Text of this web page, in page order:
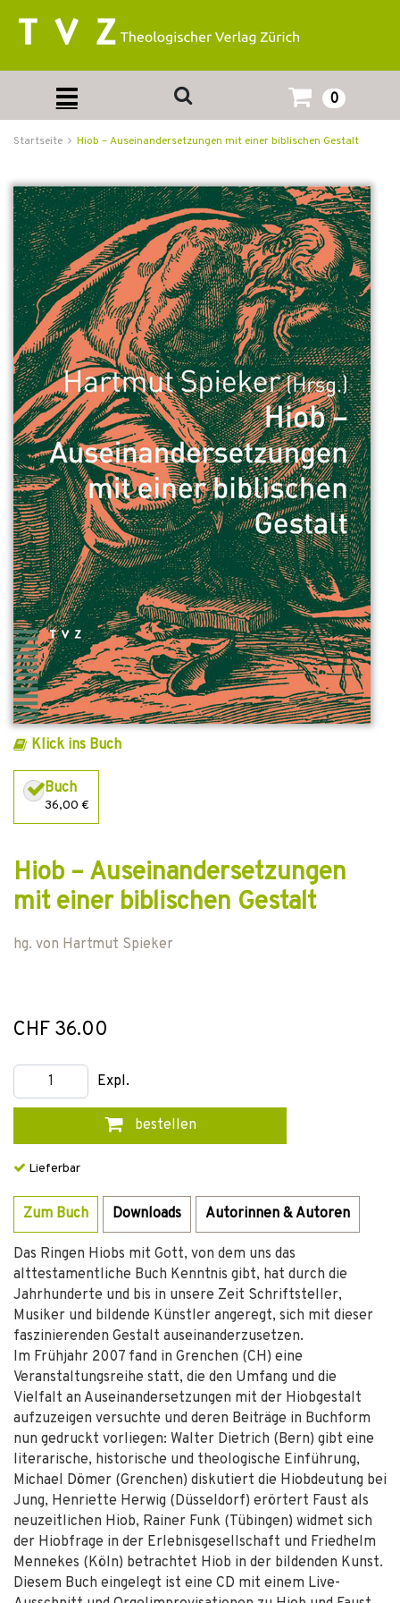
0
Startseite Hiob – Auseinandersetzungen mit einer biblischen Gestalt
Klick ins Buch
Buch
36,00 €
Hiob – Auseinandersetzungen
mit einer biblischen Gestalt
hg. von Hartmut Spieker
CHF 36.00
Expl.
bestellen
Lieferbar
Zum Buch Downloads Autorinnen & Autoren
Das Ringen Hiobs mit Gott, von dem uns das
alttestamentliche Buch Kenntnis gibt, hat durch die
Jahrhunderte und bis in unsere Zeit Schriftsteller,
Musiker und bildende Künstler angeregt, sich mit dieser
faszinierenden Gestalt auseinanderzusetzen.
Im Frühjahr 2007 fand in Grenchen (CH) eine
Veranstaltungsreihe statt, die den Umfang und die
Vielfalt an Auseinandersetzungen mit der Hiobgestalt
aufzuzeigen versuchte und deren Beiträge in Buchform
nun gedruckt vorliegen: Walter Dietrich (Bern) gibt eine
literarische, historische und theologische Einführung,
Michael Dömer (Grenchen) diskutiert die Hiobdeutung bei
Jung, Henriette Herwig (Düsseldorf) erörtert Faust als
neuzeitlichen Hiob, Rainer Funk (Tübingen) widmet sich
der Hiobfrage in der Erlebnisgesellschaft und Friedhelm
Mennekes (Köln) betrachtet Hiob in der bildenden Kunst.
Diesem Buch eingelegt ist eine CD mit einem Live-